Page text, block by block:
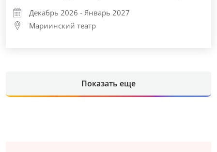
Декабрь 2026 - Январь 2027
Мариинский театр
Показать еще